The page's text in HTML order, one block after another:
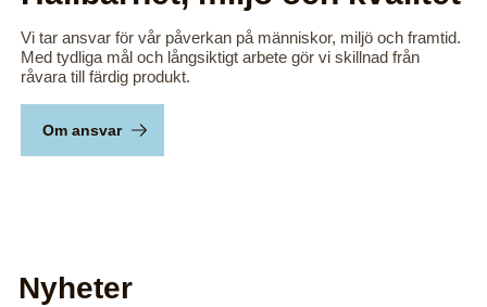
Vi tar ansvar för vår påverkan på människor, miljö och framtid.
Med tydliga mål och långsiktigt arbete gör vi skillnad från
råvara till färdig produkt.
Om ansvar
Nyheter